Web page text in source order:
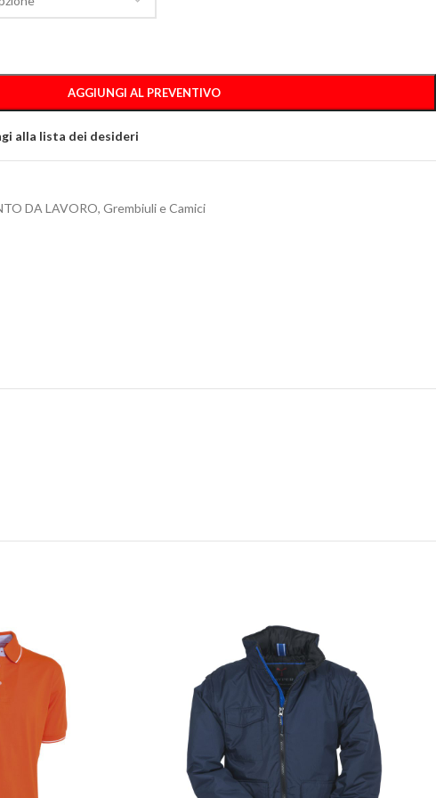
AGGIUNGI AL PREVENTIVO
alla lista dei desideri
DA LAVORO, Grembiuli e Camici